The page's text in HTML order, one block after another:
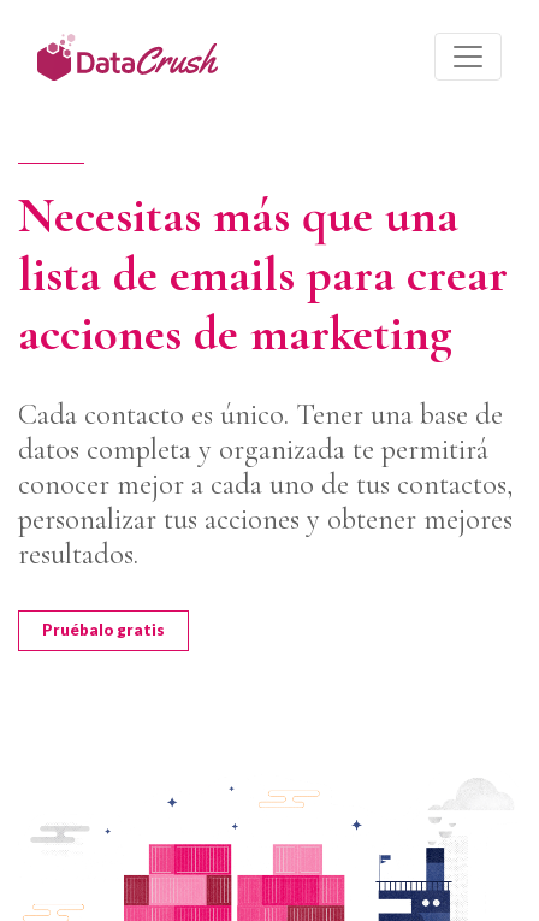
Necesitas más que una
lista de emails para crear
acciones de marketing
Cada contacto es único. Tener una base de
datos completa y organizada te permitirá
conocer mejor a cada uno de tus contactos,
personalizar tus acciones y obtener mejores
resultados.
Pruébalo gratis